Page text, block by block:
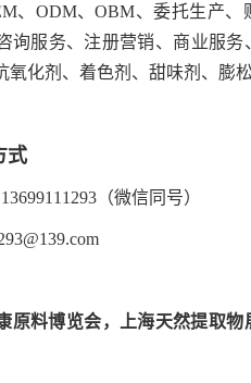
、ODM、OBM、委托生产
询服务、注册营销、商业服
氧化剂、着色剂、甜味剂、膨
式
（微信同号）
原料博览会，上海天然提取